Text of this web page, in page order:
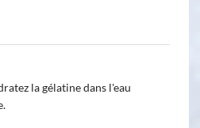
la gélatine dans l'eau